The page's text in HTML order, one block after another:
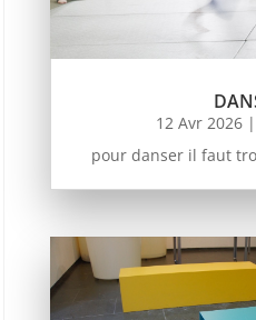
12 Avr 2026 |
pour danser il faut